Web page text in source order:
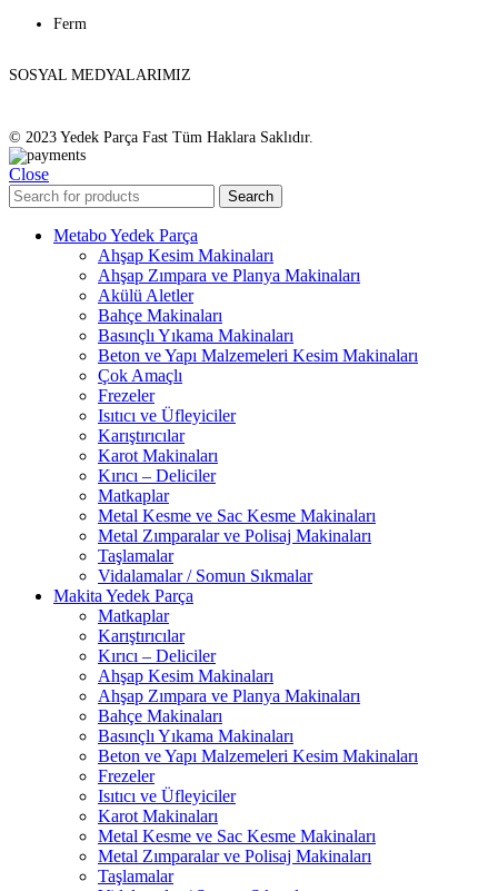
Ferm
SOSYAL MEDYALARIMIZ
© 2023 Yedek Parça Fast Tüm Haklara Saklıdır.
Close
Search
Metabo Yedek Parça
Ahşap Kesim Makinaları
Ahşap Zımpara ve Planya Makinaları
Akülü Aletler
Bahçe Makinaları
Basınçlı Yıkama Makinaları
Beton ve Yapı Malzemeleri Kesim Makinaları
Çok Amaçlı
Frezeler
Isıtıcı ve Üfleyiciler
Karıştırıcılar
Karot Makinaları
Kırıcı – Deliciler
Matkaplar
Metal Kesme ve Sac Kesme Makinaları
Metal Zımparalar ve Polisaj Makinaları
Taşlamalar
Vidalamalar / Somun Sıkmalar
Makita Yedek Parça
Matkaplar
Karıştırıcılar
Kırıcı – Deliciler
Ahşap Kesim Makinaları
Ahşap Zımpara ve Planya Makinaları
Bahçe Makinaları
Basınçlı Yıkama Makinaları
Beton ve Yapı Malzemeleri Kesim Makinaları
Frezeler
Isıtıcı ve Üfleyiciler
Karot Makinaları
Metal Kesme ve Sac Kesme Makinaları
Metal Zımparalar ve Polisaj Makinaları
Taşlamalar